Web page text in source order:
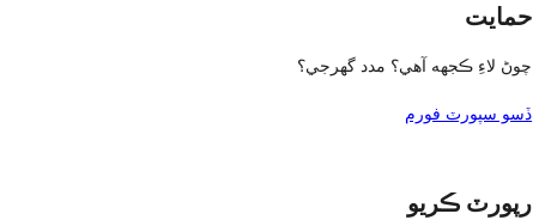
حمايت
چوڻ لاءِ ڪجهه آهي؟ مدد گهرجي؟
ڏسو سپورٽ فورم
رپورٽ ڪريو